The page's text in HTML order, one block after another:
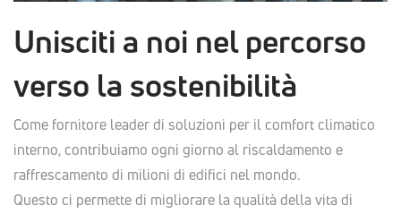
Unisciti a noi nel percorso
verso la sostenibilità
Come fornitore leader di soluzioni per il comfort climatico
interno, contribuiamo ogni giorno al riscaldamento e
raffrescamento di milioni di edifici nel mondo.
Questo ci permette di migliorare la qualità della vita di